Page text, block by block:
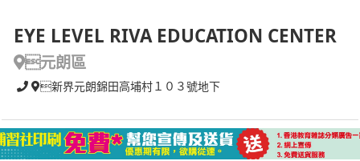
EYE LEVEL RIVA EDUCATION CENTER
元朗區
新界元朗錦田高埔村１０３號地下